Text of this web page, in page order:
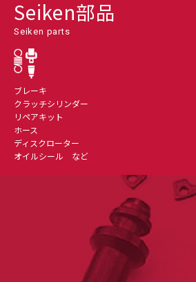
Seiken部品
Seiken parts
ブレーキ
クラッチシリンダー
リペアキット
ホース
ディスクローター
オイルシール など